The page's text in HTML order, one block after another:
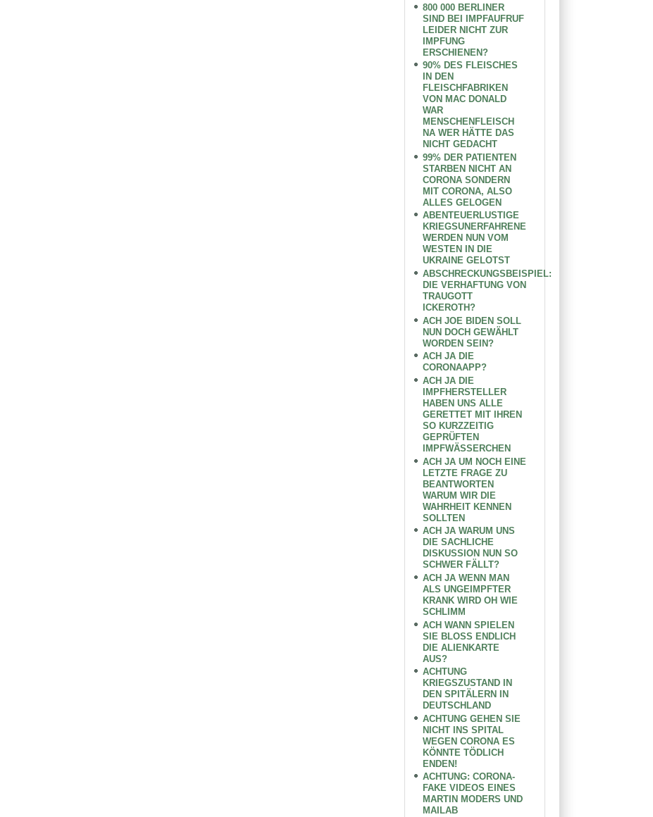
800 000 BERLINER
SIND BEI IMPFAUFRUF
LEIDER NICHT ZUR
IMPFUNG
ERSCHIENEN?
90% DES FLEISCHES
IN DEN
FLEISCHFABRIKEN
VON MAC DONALD
WAR
MENSCHENFLEISCH
NA WER HÄTTE DAS
NICHT GEDACHT
99% DER PATIENTEN
STARBEN NICHT AN
CORONA SONDERN
MIT CORONA, ALSO
ALLES GELOGEN
ABENTEUERLUSTIGE
KRIEGSUNERFAHRENE
WERDEN NUN VOM
WESTEN IN DIE
UKRAINE GELOTST
ABSCHRECKUNGSBEISPIEL:
DIE VERHAFTUNG VON
TRAUGOTT
ICKEROTH?
ACH JOE BIDEN SOLL
NUN DOCH GEWÄHLT
WORDEN SEIN?
ACH JA DIE
CORONAAPP?
ACH JA DIE
IMPFHERSTELLER
HABEN UNS ALLE
GERETTET MIT IHREN
SO KURZZEITIG
GEPRÜFTEN
IMPFWÄSSERCHEN
ACH JA UM NOCH EINE
LETZTE FRAGE ZU
BEANTWORTEN
WARUM WIR DIE
WAHRHEIT KENNEN
SOLLTEN
ACH JA WARUM UNS
DIE SACHLICHE
DISKUSSION NUN SO
SCHWER FÄLLT?
ACH JA WENN MAN
ALS UNGEIMPFTER
KRANK WIRD OH WIE
SCHLIMM
ACH WANN SPIELEN
SIE BLOSS ENDLICH
DIE ALIENKARTE
AUS?
ACHTUNG
KRIEGSZUSTAND IN
DEN SPITÄLERN IN
DEUTSCHLAND
ACHTUNG GEHEN SIE
NICHT INS SPITAL
WEGEN CORONA ES
KÖNNTE TÖDLICH
ENDEN!
ACHTUNG: CORONA-
FAKE VIDEOS EINES
MARTIN MODERS UND
MAILAB